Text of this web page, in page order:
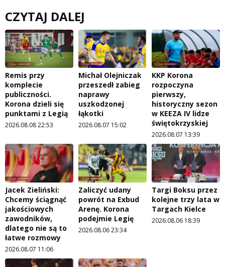
CZYTAJ DALEJ
Remis przy
komplecie
publiczności.
Korona dzieli się
punktami z Legią
2026.08.08 22:53
Michał Olejniczak
przeszedł zabieg
naprawy
uszkodzonej
łąkotki
2026.08.07 15:02
KKP Korona
rozpoczyna
pierwszy,
historyczny sezon
w KEEZA IV lidze
świętokrzyskiej
2026.08.07 13:39
Jacek Zieliński:
Chcemy ściągnąć
jakościowych
zawodników,
dlatego nie są to
łatwe rozmowy
2026.08.07 11:06
Zaliczyć udany
powrót na Exbud
Arenę. Korona
podejmie Legię
2026.08.06 23:34
Targi Boksu przez
kolejne trzy lata w
Targach Kielce
2026.08.06 18:39